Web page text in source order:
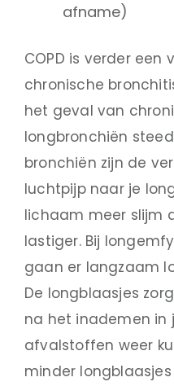
afname)
COPD is verder
chronische
het geval van
longbronchiën
bronchiën zijn de
luchtpijp naar je
lichaam meer slijm
lastiger. Bij
gaan er langzaam
De longblaasjes
na het inademen in
afvalstoffen weer
minder